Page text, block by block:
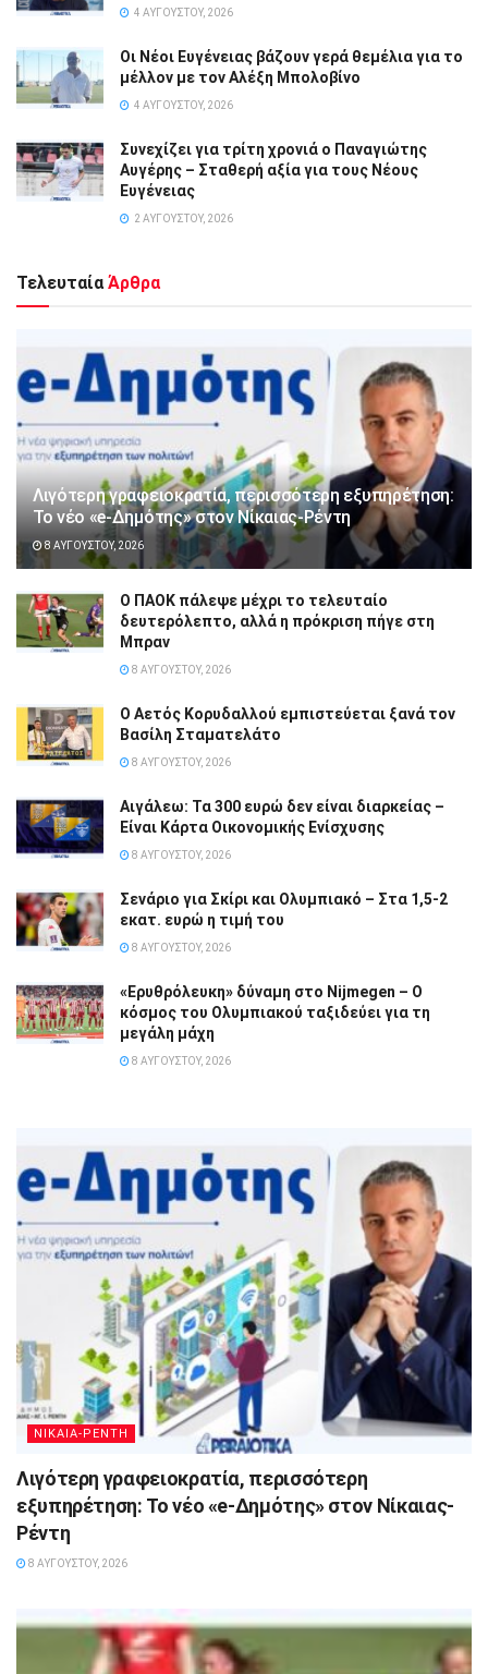
4 ΑΥΓΟΎΣΤΟΥ, 2026
Οι Νέοι Ευγένειας βάζουν γερά θεμέλια για το
μέλλον με τον Αλέξη Μπολοβίνο
4 ΑΥΓΟΎΣΤΟΥ, 2026
Συνεχίζει για τρίτη χρονιά ο Παναγιώτης
Αυγέρης – Σταθερή αξία για τους Νέους
Ευγένειας
2 ΑΥΓΟΎΣΤΟΥ, 2026
Τελευταία Άρθρα
Λιγότερη γραφειοκρατία, περισσότερη εξυπηρέτηση:
Το νέο «e-Δημότης» στον Νίκαιας-Ρέντη
8 ΑΥΓΟΎΣΤΟΥ, 2026
Ο ΠΑΟΚ πάλεψε μέχρι το τελευταίο
δευτερόλεπτο, αλλά η πρόκριση πήγε στη
Μπραν
8 ΑΥΓΟΎΣΤΟΥ, 2026
Ο Αετός Κορυδαλλού εμπιστεύεται ξανά τον
Βασίλη Σταματελάτο
8 ΑΥΓΟΎΣΤΟΥ, 2026
Αιγάλεω: Τα 300 ευρώ δεν είναι διαρκείας –
Είναι Κάρτα Οικονομικής Ενίσχυσης
8 ΑΥΓΟΎΣΤΟΥ, 2026
Σενάριο για Σκίρι και Ολυμπιακό – Στα 1,5-2
εκατ. ευρώ η τιμή του
8 ΑΥΓΟΎΣΤΟΥ, 2026
«Ερυθρόλευκη» δύναμη στο Nijmegen – Ο
κόσμος του Ολυμπιακού ταξιδεύει για τη
μεγάλη μάχη
8 ΑΥΓΟΎΣΤΟΥ, 2026
ΝΙΚΑΙΑ-ΡΕΝΤΗ
Λιγότερη γραφειοκρατία, περισσότερη
εξυπηρέτηση: Το νέο «e-Δημότης» στον Νίκαιας-
Ρέντη
8 ΑΥΓΟΎΣΤΟΥ, 2026